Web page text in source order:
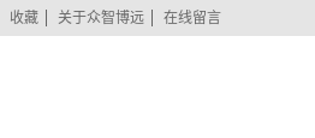
收藏 关于众智博远 在线留言